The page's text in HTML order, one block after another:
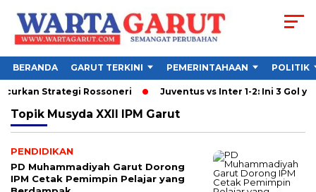
BERANDA GARUT TERKINI PEMERINTAHAAN POLITIK
Strategi Rossoneri Juventus vs Inter 1-2: Ini 3 Gol
Topik Musyda XXII IPM Garut
PENDIDIKAN
PD Muhammadiyah Garut Dorong
IPM Cetak Pemimpin Pelajar yang